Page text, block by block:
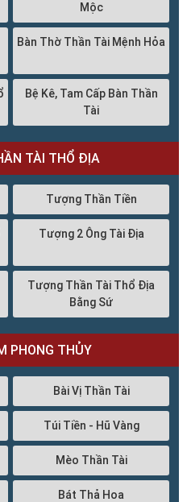
Mộc
Bàn Thờ Thần Tài Mệnh Hỏa
Bệ Kê, Tam Cấp Bàn Thần
Tài
TÀI THỔ ĐỊA
Tượng Thần Tiền
Tượng 2 Ông Tài Địa
Tượng Thần Tài Thổ Địa
Bằng Sứ
PHONG THỦY
Bài Vị Thần Tài
Túi Tiền - Hũ Vàng
Mèo Thần Tài
Bát Thả Hoa